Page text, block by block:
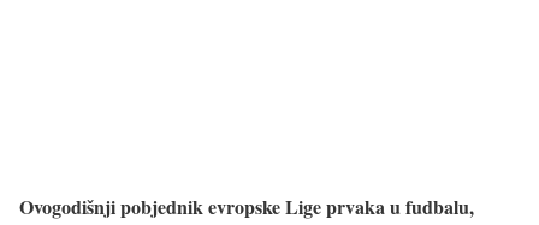
Ovogodišnji pobjednik evropske Lige prvaka u fudbalu,